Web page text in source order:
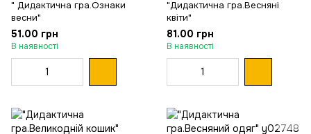
" Дидактична гра.Ознаки
весни"
51.00 грн
В наявності
"Дидактична гра.Весняні
квіти"
81.00 грн
В наявності